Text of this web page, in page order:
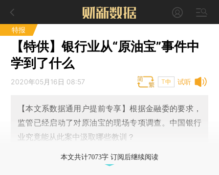
特报
【特供】银行业从“原油宝”事件中
学到了什么
试听
2020年05月16日 08:57 T中
【本文系数据通用户提前专享】根据金融委的要求，
监管已经启动了对原油宝的现场专项调查。中国银行
业究竟能从此案中汲取哪些教训？
本文共计7073字 订阅后继续阅读